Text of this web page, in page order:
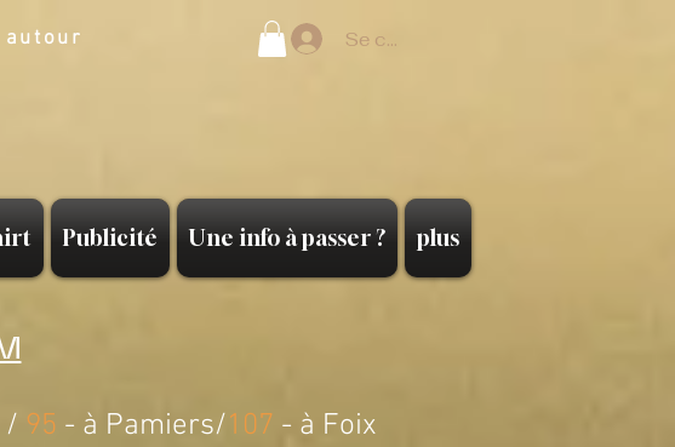
Publicité Une info à passer ? plus
Se connecter
/ 95 - à Pamiers/107 - à Foix